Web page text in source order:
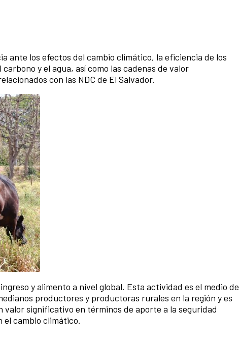
ante los efectos del cambio climático, la eficiencia de los
y el agua, así como las cadenas de valor
con las NDC de El Salvador.
y alimento a nivel global. Esta actividad es el medio de
productores y productoras rurales en la región y es
significativo en términos de aporte a la seguridad
cambio climático.